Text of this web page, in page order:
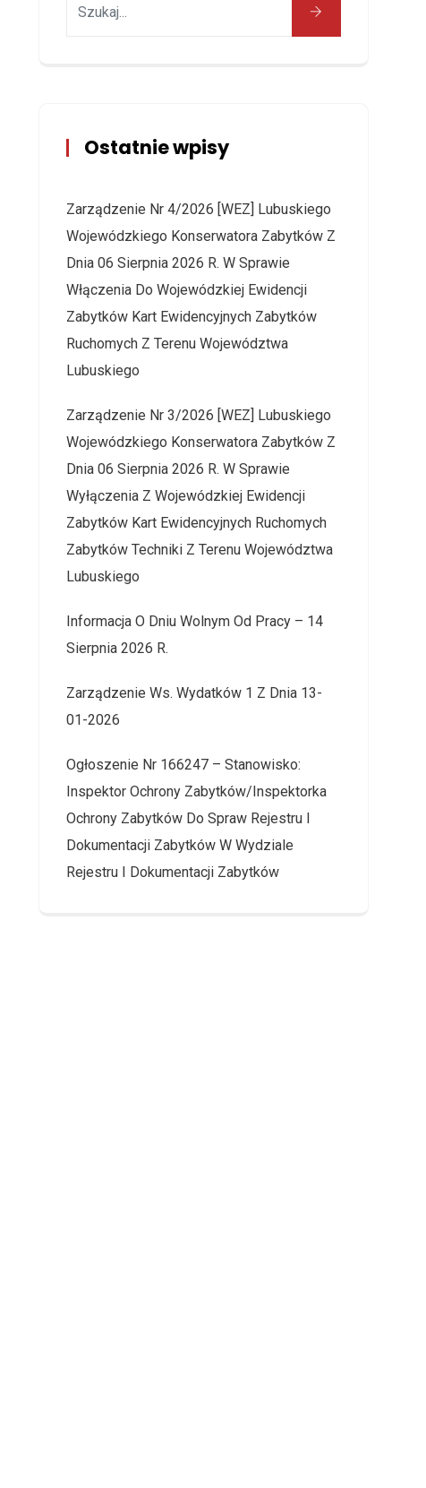
Ostatnie wpisy
Zarządzenie Nr 4/2026 [WEZ] Lubuskiego
Wojewódzkiego Konserwatora Zabytków Z
Dnia 06 Sierpnia 2026 R. W Sprawie
Włączenia Do Wojewódzkiej Ewidencji
Zabytków Kart Ewidencyjnych Zabytków
Ruchomych Z Terenu Województwa
Lubuskiego
Zarządzenie Nr 3/2026 [WEZ] Lubuskiego
Wojewódzkiego Konserwatora Zabytków Z
Dnia 06 Sierpnia 2026 R. W Sprawie
Wyłączenia Z Wojewódzkiej Ewidencji
Zabytków Kart Ewidencyjnych Ruchomych
Zabytków Techniki Z Terenu Województwa
Lubuskiego
Informacja O Dniu Wolnym Od Pracy – 14
Sierpnia 2026 R.
Zarządzenie Ws. Wydatków 1 Z Dnia 13-
01-2026
Ogłoszenie Nr 166247 – Stanowisko:
Inspektor Ochrony Zabytków/Inspektorka
Ochrony Zabytków Do Spraw Rejestru I
Dokumentacji Zabytków W Wydziale
Rejestru I Dokumentacji Zabytków